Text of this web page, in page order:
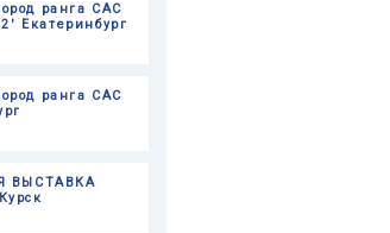
ранга САС
ранга САС
ВЫСТАВКА